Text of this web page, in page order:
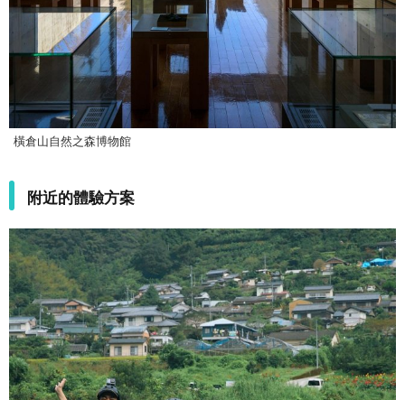
橫倉山自然之森博物館
附近的體驗方案